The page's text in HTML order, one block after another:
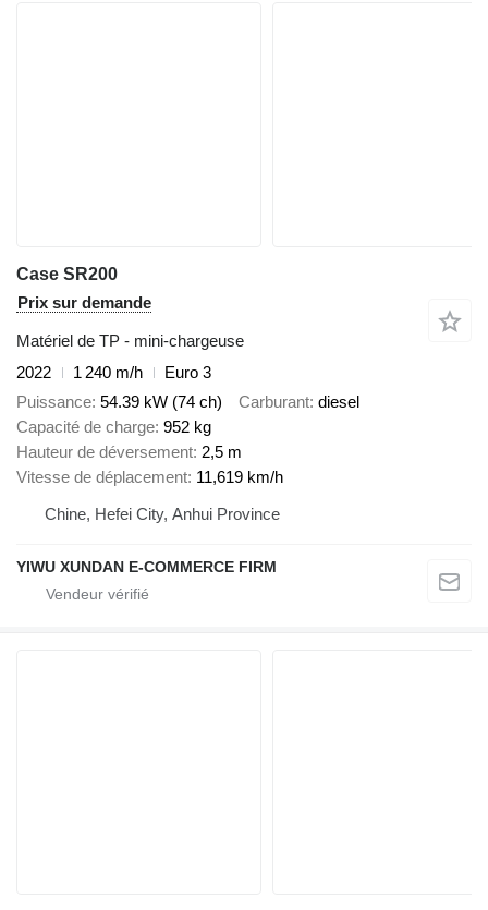
Case SR200
Prix sur demande
Matériel de TP - mini-chargeuse
2022
1 240 m/h
Euro 3
Puissance 54.39 kW (74 ch) Carburant diesel
Capacité de charge 952 kg
Hauteur de déversement 2,5 m
Vitesse de déplacement 11,619 km/h
Chine, Hefei City, Anhui Province
YIWU XUNDAN E-COMMERCE FIRM